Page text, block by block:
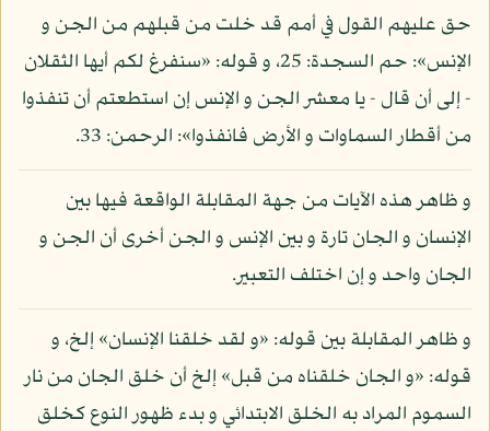
حق عليهم القول في أمم قد خلت من قبلهم من الجن و
الإنس»: حم السجدة: 25، و قوله: «سنفرغ لكم أيها الثقلان
- إلى أن قال - يا معشر الجن و الإنس إن استطعتم أن تنفذوا
من أقطار السماوات و الأرض فانفذوا»: الرحمن: 33.
و ظاهر هذه الآيات من جهة المقابلة الواقعة فيها بين
الإنسان و الجان تارة و بين الإنس و الجن أخرى أن الجن و
الجان واحد و إن اختلف التعبير.
و ظاهر المقابلة بين قوله: «و لقد خلقنا الإنسان» إلخ، و
قوله: «و الجان خلقناه من قبل» إلخ أن خلق الجان من نار
السموم المراد به الخلق الابتدائي و بدء ظهور النوع كخلق